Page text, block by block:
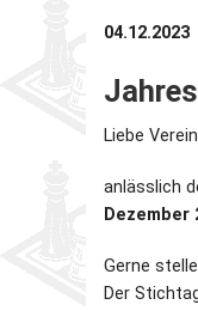
04.12.2023
Liebe
anlässlich
Dezember
Gerne
Der